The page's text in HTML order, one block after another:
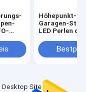
Höhepunkt-
Garagen-Stall
LED Perlen der
Lampen-20W
Desktop Site